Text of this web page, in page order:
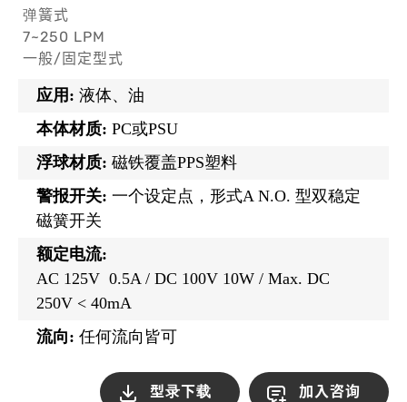
弹簧式
7~250 LPM
一般/固定型式
应用:液体、油
本体材质:PC或PSU
浮球材质:磁铁覆盖PPS塑料
警报开关:一个设定点，形式A N.O. 型双稳定
磁簧开关
额定电流:
AC 125V 0.5A / DC 100V 10W / Max. DC
250V < 40mA
流向:任何流向皆可
型录下载 加入咨询